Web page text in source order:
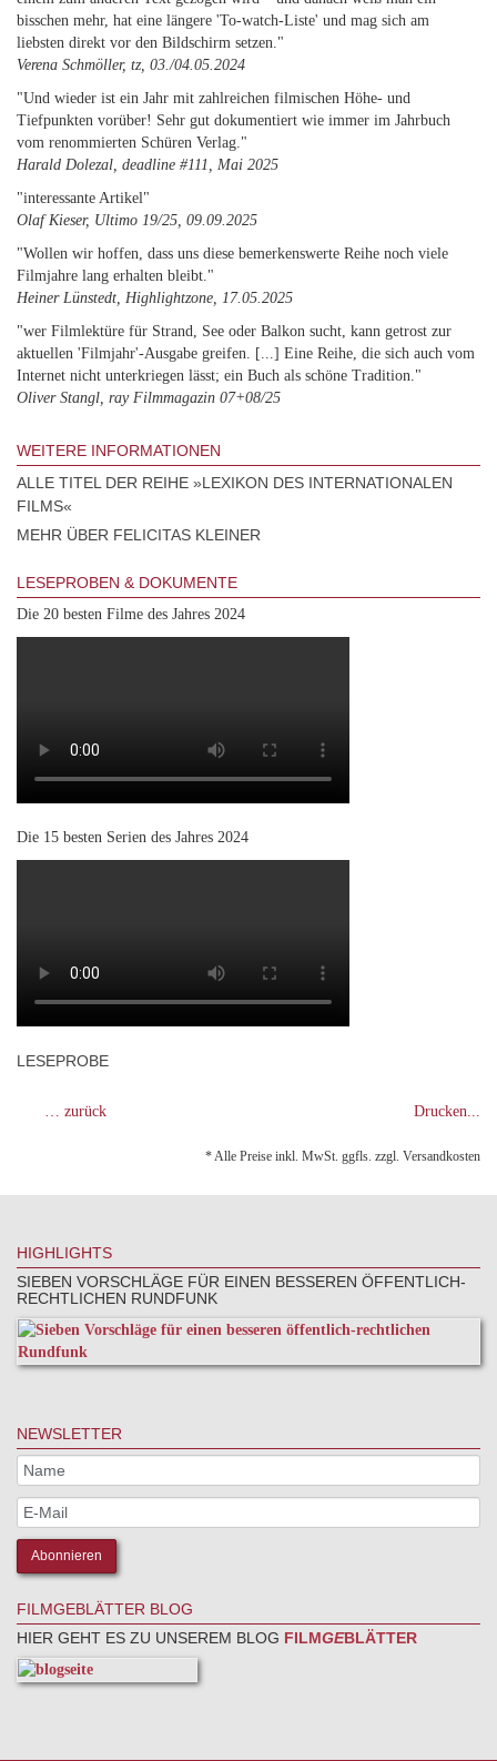
bisschen mehr, hat eine längere 'To-watch-Liste' und mag sich am
liebsten direkt vor den Bildschirm setzen."
Verena Schmöller, tz, 03./04.05.2024
"Und wieder ist ein Jahr mit zahlreichen filmischen Höhe- und
Tiefpunkten vorüber! Sehr gut dokumentiert wie immer im Jahrbuch
vom renommierten Schüren Verlag."
Harald Dolezal, deadline #111, Mai 2025
"interessante Artikel"
Olaf Kieser, Ultimo 19/25, 09.09.2025
"Wollen wir hoffen, dass uns diese bemerkenswerte Reihe noch viele
Filmjahre lang erhalten bleibt."
Heiner Lünstedt, Highlightzone, 17.05.2025
"wer Filmlektüre für Strand, See oder Balkon sucht, kann getrost zur
aktuellen 'Filmjahr'-Ausgabe greifen. [...] Eine Reihe, die sich auch vom
Internet nicht unterkriegen lässt; ein Buch als schöne Tradition."
Oliver Stangl, ray Filmmagazin 07+08/25
WEITERE INFORMATIONEN
ALLE TITEL DER REIHE »LEXIKON DES INTERNATIONALEN
FILMS«
MEHR ÜBER FELICITAS KLEINER
LESEPROBEN & DOKUMENTE
Die 20 besten Filme des Jahres 2024
Die 15 besten Serien des Jahres 2024
LESEPROBE
… zurück Drucken...
* Alle Preise inkl. MwSt. ggfls. zzgl. Versandkosten
HIGHLIGHTS
SIEBEN VORSCHLÄGE FÜR EINEN BESSEREN ÖFFENTLICH-
RECHTLICHEN RUNDFUNK
NEWSLETTER
FILMGEBLÄTTER BLOG
HIER GEHT ES ZU UNSEREM BLOG FILMGEBLÄTTER